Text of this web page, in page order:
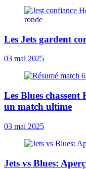
Les Jets gardent
03 mai 2025
Les Blues
un match ultime
03 mai 2025
Jets vs Blues: